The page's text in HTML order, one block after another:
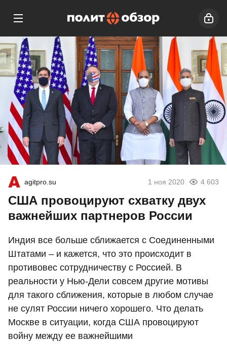
agitpro.su 1 ноя 2020 4 603
США провоцируют схватку двух
важнейших партнеров России
Индия все больше сближается с Соединенными
Штатами – и кажется, что это происходит в
противовес сотрудничеству с Россией. В
реальности у Нью-Дели совсем другие мотивы
для такого сближения, которые в любом случае
не сулят России ничего хорошего. Что делать
Москве в ситуации, когда США провоцируют
войну между ее важнейшими